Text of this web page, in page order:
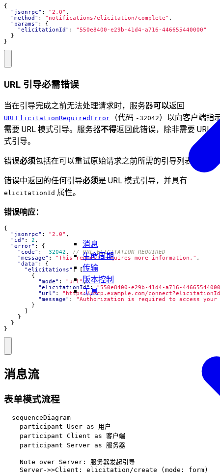
消息
生命周期
传输
版本控制
工具
{
"jsonrpc" : "2.0" ,
"method" : "notifications/elicitation/complete" ,
"params" :
{
"elicitationId" :
"550e8400-e29b-41d4-a716-446655440000"
}
}
URL 引导必需错误
当在引导完成之前无法处理请求时，服务器可以返回
URLElicitationRequiredError （代码 -32042）以向客户端指
需要 URL 模式引导。服务器不得返回此错误，除非需要 URL
式引导。
错误必须包括在可以重试原始请求之前所需的引导列表。
错误中返回的任何引导必须是 URL 模式引导，并具有
elicitationId 属性。
错误响应：
{
"jsonrpc" : "2.0" ,
"id" : 2 ,
"error" :
{
"code" : -32042 ,
"message" : "This request requires more information." ,
"data" :
{
"elicitations" :
{
"mode" : "url",
"elicitationId":
"550e8400-e29b-41d4-a716-
"url" :
"https://mcp.example.com/
"message" :
"Authorization is required to access your
}
}
}
}
消息流
表单模式流程
  sequenceDiagram
    participant User as 用户
    participant Client as 客户端
    participant Server as 服务器
    Note over Server: 服务器发起引导
    Server->>Client: elicitation/create (mode: form)